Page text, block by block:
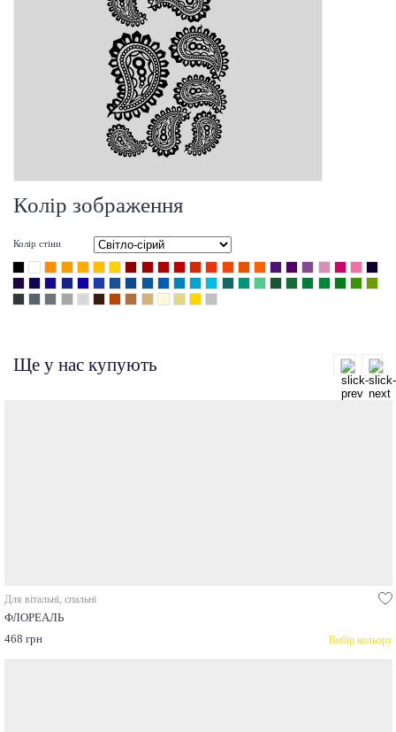
Колір зображення
Колір стіни
Ще у нас купують
Для вітальні, спальні
ФЛОРЕАЛЬ
468 грн
Вибір кольору